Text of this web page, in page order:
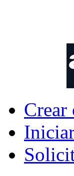
Crear